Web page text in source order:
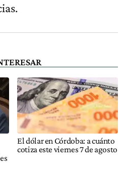
El dólar en Córdoba: a cuánto
cotiza este viernes 7 de agosto